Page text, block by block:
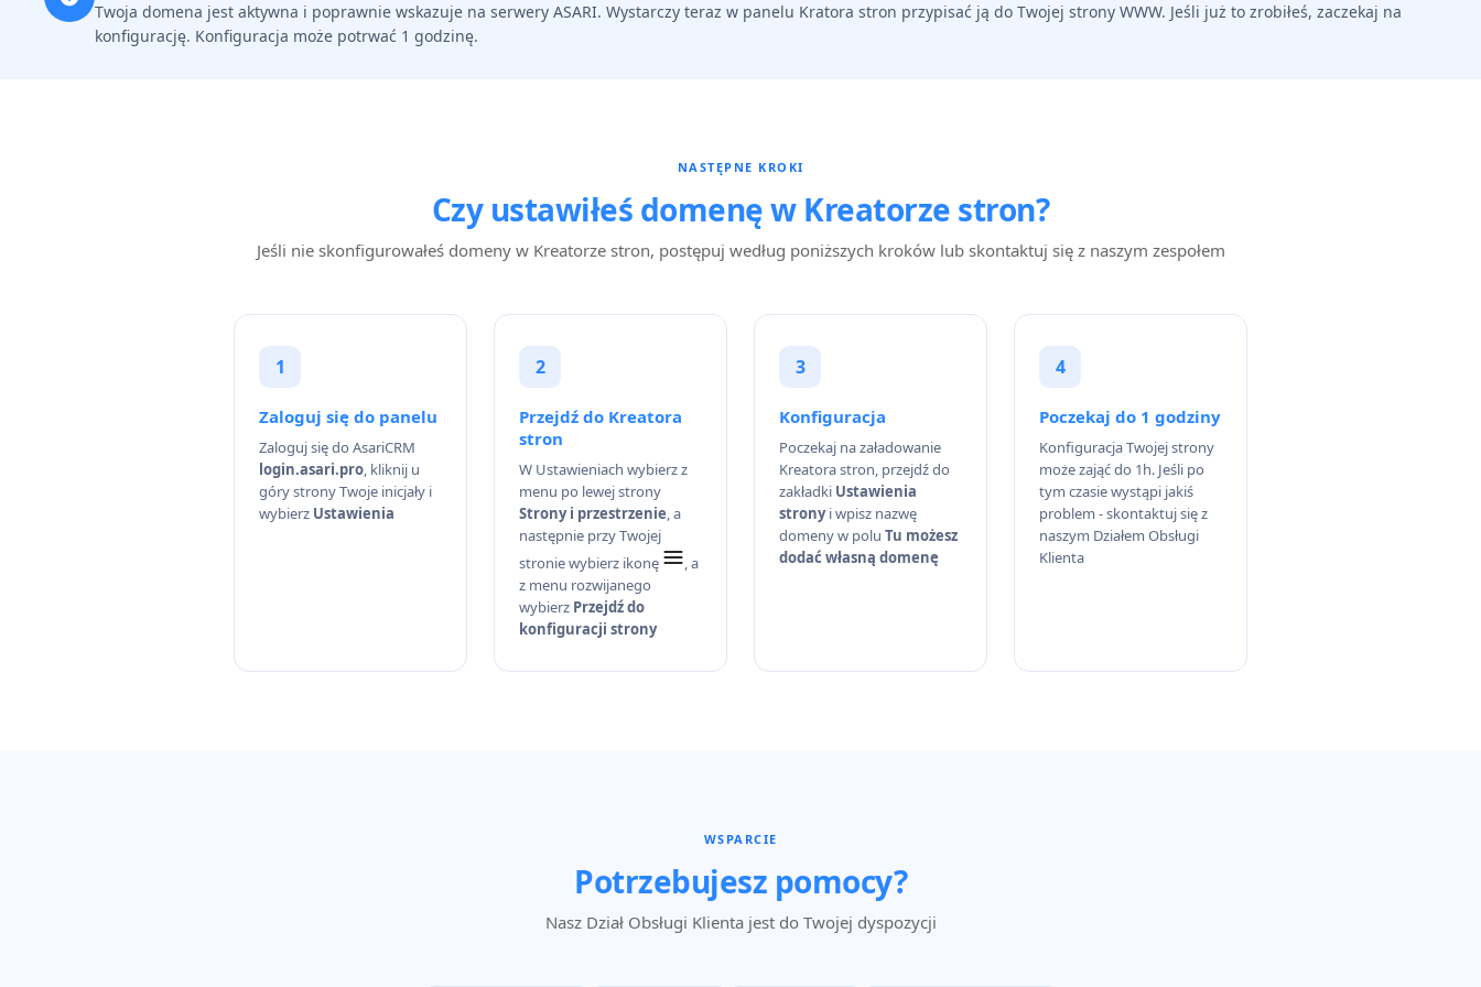
Twoja domena jest aktywna i poprawnie wskazuje na serwery ASARI. Wystarczy teraz w panelu Kratora stron przypisać ją do Twojej strony WWW. Jeśli już to zrobiłeś, zaczekaj na
konfigurację. Konfiguracja może potrwać 1 godzinę.
NASTĘPNE KROKI
Czy ustawiłeś domenę w Kreatorze stron?
Jeśli nie skonfigurowałeś domeny w Kreatorze stron, postępuj według poniższych kroków lub skontaktuj się z naszym zespołem
1
Zaloguj się do panelu
Zaloguj się do AsariCRM
login.asari.pro, kliknij u
góry strony Twoje inicjały i
wybierz Ustawienia
2
Przejdź do Kreatora
stron
W Ustawieniach wybierz z
menu po lewej strony
Strony i przestrzenie, a
następnie przy Twojej
stronie wybierz ikonę
, a
z menu rozwijanego
wybierz Przejdź do
konfiguracji strony
3
Konfiguracja
Poczekaj na załadowanie
Kreatora stron, przejdź do
zakładki Ustawienia
stronyi wpisz nazwę
domeny w polu Tu możesz
dodać własną domenę
4
Poczekaj do 1 godziny
Konfiguracja Twojej strony
może zająć do 1h. Jeśli po
tym czasie wystąpi jakiś
problem - skontaktuj się z
naszym Działem Obsługi
Klienta
WSPARCIE
Potrzebujesz pomocy?
Nasz Dział Obsługi Klienta jest do Twojej dyspozycji